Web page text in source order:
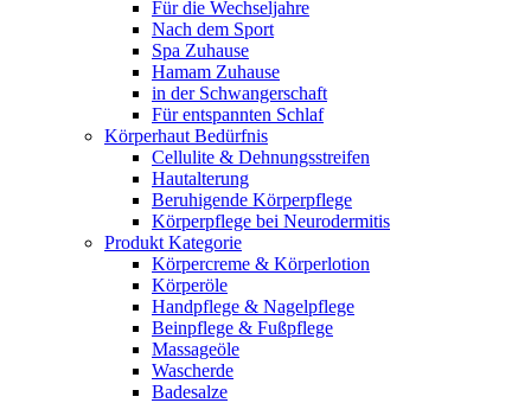
Für die Wechseljahre
Nach dem Sport
Spa Zuhause
Hamam Zuhause
in der Schwangerschaft
Für entspannten Schlaf
Körperhaut Bedürfnis
Cellulite & Dehnungsstreifen
Hautalterung
Beruhigende Körperpflege
Körperpflege bei Neurodermitis
Produkt Kategorie
Körpercreme & Körperlotion
Körperöle
Handpflege & Nagelpflege
Beinpflege & Fußpflege
Massageöle
Wascherde
Badesalze